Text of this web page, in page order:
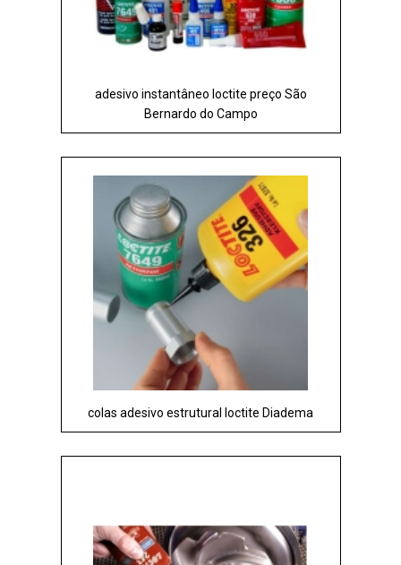
adesivo instantâneo loctite preço São
Bernardo do Campo
colas adesivo estrutural loctite Diadema